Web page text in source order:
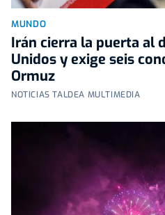
MUNDO
Irán cierra la puerta al
Unidos y exige seis
Ormuz
NOTICIAS TALDEA MULTIMEDIA